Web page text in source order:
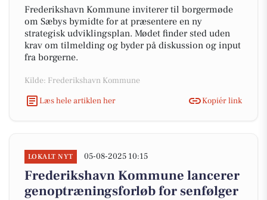
Frederikshavn Kommune inviterer til borgermøde
om Sæbys bymidte for at præsentere en ny
strategisk udviklingsplan. Mødet finder sted uden
krav om tilmelding og byder på diskussion og input
fra borgerne.
Kilde: Frederikshavn Kommune
Læs hele artiklen her
Kopiér link
LOKALT NYT 05-08-2025 10:15
Frederikshavn Kommune lancerer
genoptræningsforløb for senfølger